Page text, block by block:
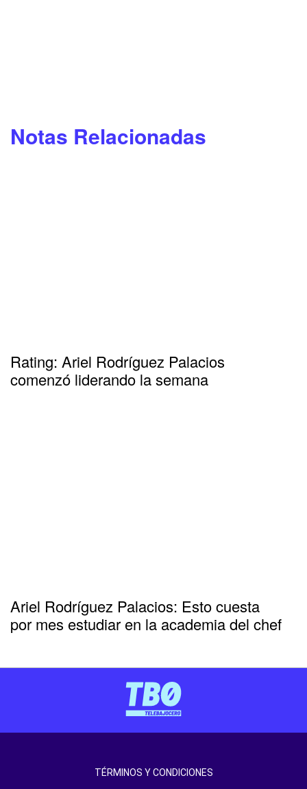
Notas Relacionadas
Rating: Ariel Rodríguez Palacios
comenzó liderando la semana
Ariel Rodríguez Palacios: Esto cuesta
por mes estudiar en la academia del chef
TÉRMINOS Y CONDICIONES